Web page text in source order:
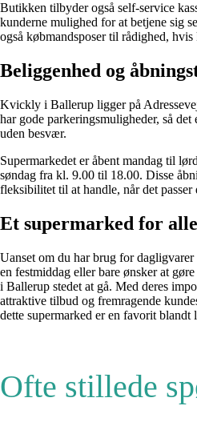
Butikken tilbyder også self-service
kunderne mulighed for at betjene sig
også købmandsposer til rådighed,
Beliggenhed og
Kvickly i Ballerup ligger på
har gode parkeringsmuligheder, så det
uden besvær.
Supermarkedet er åbent mandag til
søndag fra kl. 9.00 til 18.00. Disse
fleksibilitet til at handle, når det passer
Et supermarked for
Uanset om du har brug for
en festmiddag eller bare ønsker at
i Ballerup stedet at gå. Med deres
attraktive tilbud og fremragende
dette supermarked er en favorit
Ofte stillede